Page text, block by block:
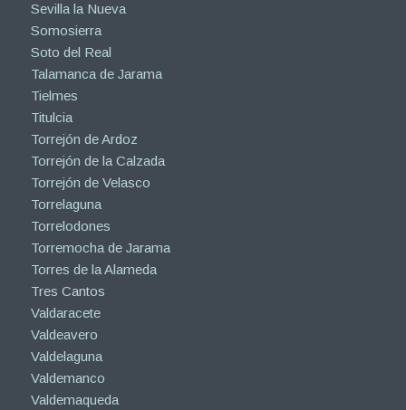
Sevilla la Nueva
Somosierra
Soto del Real
Talamanca de Jarama
Tielmes
Titulcia
Torrejón de Ardoz
Torrejón de la Calzada
Torrejón de Velasco
Torrelaguna
Torrelodones
Torremocha de Jarama
Torres de la Alameda
Tres Cantos
Valdaracete
Valdeavero
Valdelaguna
Valdemanco
Valdemaqueda